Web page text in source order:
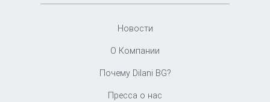
Новости
О Компании
Почему Dilani BG?
Пресса о нас